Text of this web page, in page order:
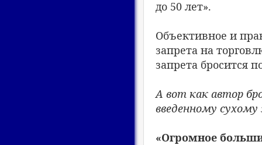
до 50 лет».
Объективное и
запрета на
запрета бросится
А вот как автор
введенному сухому
«Огромное